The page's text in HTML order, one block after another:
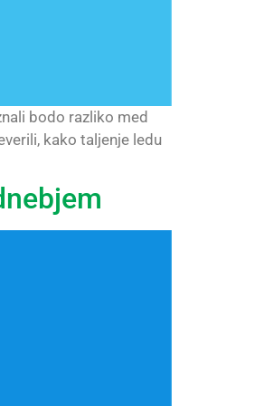
bodo razliko med
kako taljenje ledu